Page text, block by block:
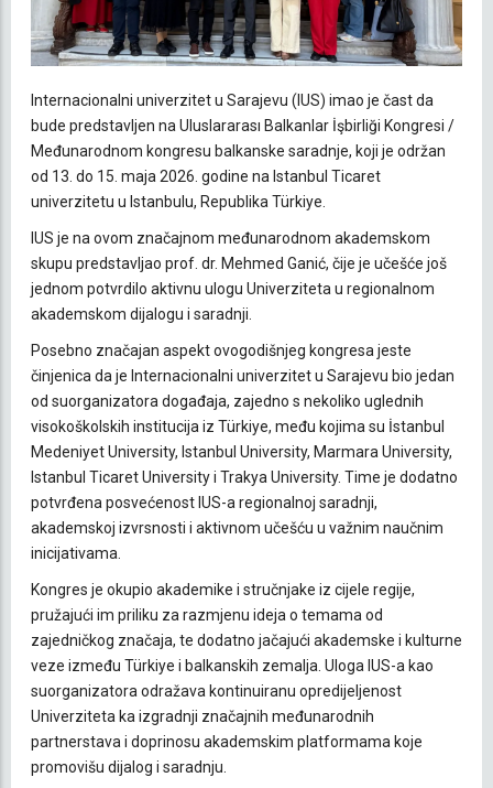
Internacionalni univerzitet u Sarajevu (IUS) imao je čast da
bude predstavljen na Uluslararası Balkanlar İşbirliği Kongresi /
Međunarodnom kongresu balkanske saradnje, koji je održan
od 13. do 15. maja 2026. godine na Istanbul Ticaret
univerzitetu u Istanbulu, Republika Türkiye.
IUS je na ovom značajnom međunarodnom akademskom
skupu predstavljao prof. dr. Mehmed Ganić, čije je učešće još
jednom potvrdilo aktivnu ulogu Univerziteta u regionalnom
akademskom dijalogu i saradnji.
Posebno značajan aspekt ovogodišnjeg kongresa jeste
činjenica da je Internacionalni univerzitet u Sarajevu bio jedan
od suorganizatora događaja, zajedno s nekoliko uglednih
visokoškolskih institucija iz Türkiye, među kojima su İstanbul
Medeniyet University, Istanbul University, Marmara University,
Istanbul Ticaret University i Trakya University. Time je dodatno
potvrđena posvećenost IUS-a regionalnoj saradnji,
akademskoj izvrsnosti i aktivnom učešću u važnim naučnim
inicijativama.
Kongres je okupio akademike i stručnjake iz cijele regije,
pružajući im priliku za razmjenu ideja o temama od
zajedničkog značaja, te dodatno jačajući akademske i kulturne
veze između Türkiye i balkanskih zemalja. Uloga IUS-a kao
suorganizatora odražava kontinuiranu opredijeljenost
Univerziteta ka izgradnji značajnih međunarodnih
partnerstava i doprinosu akademskim platformama koje
promovišu dijalog i saradnju.